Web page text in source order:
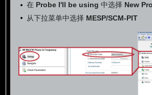
在Probe I'll be using 中选择 New
从下拉菜单中选择 MESP/SCM-PIT